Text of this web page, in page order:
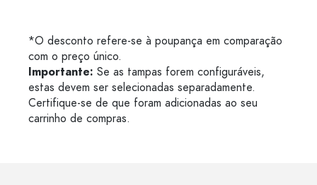
*O desconto refere-se à poupança em comparação
com o preço único.
Importante: Se as tampas forem configuráveis,
estas devem ser selecionadas separadamente.
Certifique-se de que foram adicionadas ao seu
carrinho de compras.